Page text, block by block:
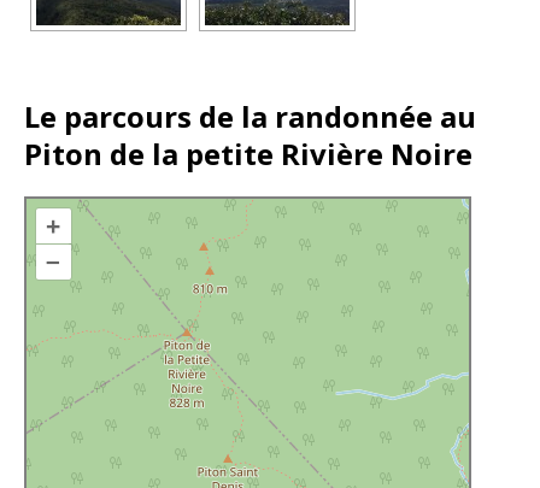
Le parcours de la randonnée au
Piton de la petite Rivière Noire
+
–